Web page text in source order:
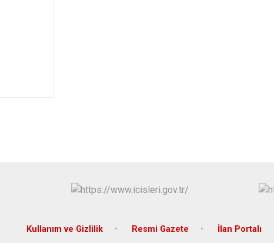
Kullanım ve Gizlilik Resmi Gazete İlan Portalı